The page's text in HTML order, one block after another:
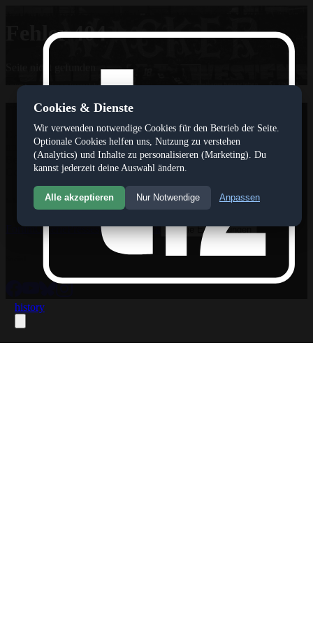
history
Fehler 404
Cookies & Dienste
Wir verwenden notwendige Cookies für den Betrieb der Seite.
Optionale Cookies helfen uns, Nutzung zu verstehen
(Analytics) und Inhalte zu personalisieren (Marketing). Du
kannst jederzeit deine Auswahl ändern.
Alle akzeptieren Nur Notwendige Anpassen
Das Internetportal www.tivoli12.at ist ein privates und
unabhäniges,journalistisches Medium, das seinen Fokus auf die
Berichterstattung über den FC Wacker Innsbruck gerichtet hat.
Gegründet wurde das tivoli12 magazin im Jahr 2008.
ForumGaleriePressespiegelStatistik Cookie Einstellungen